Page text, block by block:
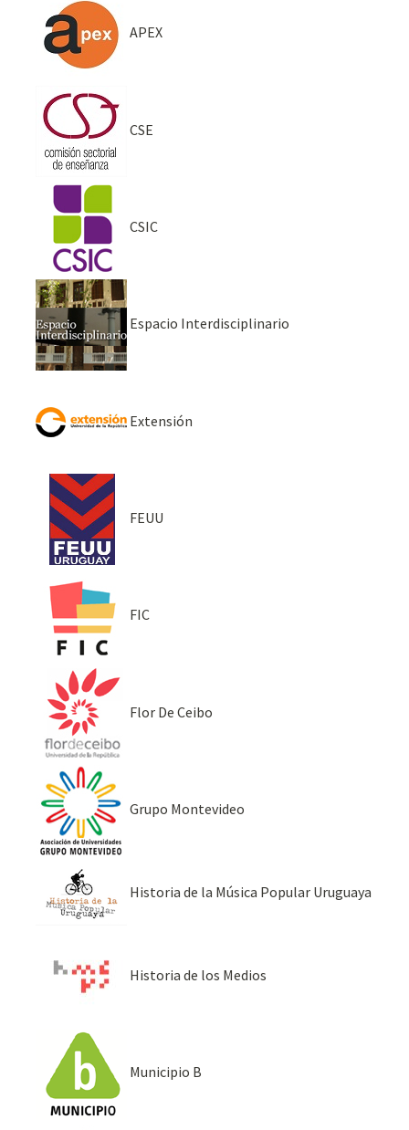
APEX
CSE
CSIC
Espacio Interdisciplinario
Extensión
FEUU
FIC
Flor De Ceibo
Grupo Montevideo
Historia de la Música Popular Uruguaya
Historia de los Medios
Municipio B